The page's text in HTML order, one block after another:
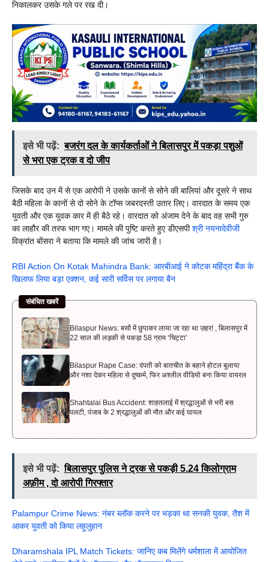
निकालकर उसके गले पर रख दी।
इसे भी पढ़ें: बजरंग दल के कार्यकर्ताओं ने बिलासपुर में पकड़ा पशुओं
से भरा एक ट्रक व दो जीप
जिसके बाद उन में से एक आरोपी ने उसके कानों से सोने की बालियां और दूसरे ने साथ
बैठी महिला के कानों से दो सोने के टॉप्स जबरदस्ती उतार लिए। वारदात के समय एक
युवती और एक युवक कार में ही बैठे रहे। वारदात को अंजाम देने के बाद वह सभी गुरु
का लाहौर की तरफ भाग गए। मामले की पुष्टि करते हुए डीएसपीश्री नयनादेवीजी
विक्रांत बोंसरा ने बताया कि मामले की जांच जारी है।
RBI Action On Kotak Mahindra Bank: आरबीआई ने कोटक महिंद्रा बैंक के
खिलाफ लिया बड़ा एक्शन, कई सारी सर्विस पर लगाया बैन
संबंधित खबरें
Bilaspur News: बसों में छुपाकर लाया जा रहा था ज़हर! , बिलासपुर में
22 साल की लड़की से पकड़ा 58 ग्राम ‘चिट्टा’
Bilaspur Rape Case: दंपती को बातचीत के बहाने होटल बुलाया
और नशा देकर महिला से दुष्कर्म, फिर अश्लील वीडियो बना किया वायरल
Shahtalai Bus Accident: शाहतलाई में श्रद्धालुओं से भरी बस
पलटी, पंजाब के 2 श्रद्धालुओं की मौत और कई घायल
इसे भी पढ़ें: बिलासपुर पुलिस ने ट्रक से पकड़ी 5.24 किलोग्राम
अफ़ीम , दो आरोपी गिरफ्तार
Palampur Crime News: नंबर ब्लॉक करने पर भड़का था सनकी युवक, तैश में
आकर युवती को किया लहूलुहान
Dharamshala IPL Match Tickets: जानिए कब मिलेंगे धर्मशाला में आयोजित